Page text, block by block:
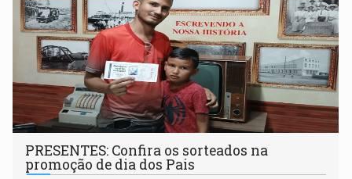
PRESENTES: Confira os sorteados na
promoção de dia dos Pais